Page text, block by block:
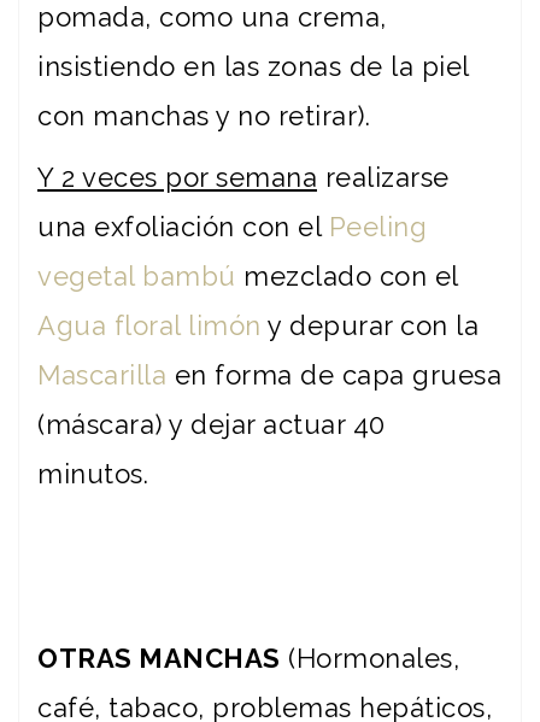
pomada, como una crema,
insistiendo en las zonas de la piel
con manchas y no retirar).
Y 2 veces por semana realizarse
una exfoliación con el Peeling
vegetal bambú mezclado con el
Agua floral limón y depurar con la
Mascarilla en forma de capa gruesa
(máscara) y dejar actuar 40
minutos.
OTRAS MANCHAS (Hormonales,
café, tabaco, problemas hepáticos,